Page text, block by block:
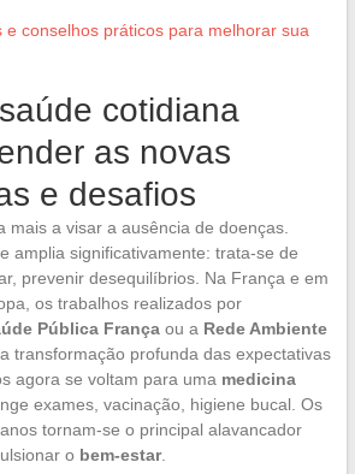
e conselhos práticos para melhorar sua
cotidiana
as novas
e desafios
mais a visar a ausência de doenças.
amplia significativamente: trata-se de
prevenir desequilíbrios. Na França e em
os trabalhos realizados por
Pública Françaou a Rede Ambiente
transformação profunda das expectativas
agora se voltam para uma medicina
exames, vacinação, higiene bucal. Os
tornam-se o principal alavancador
o bem-estar.